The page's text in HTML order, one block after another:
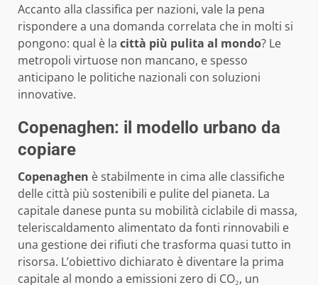
Accanto alla classifica per nazioni, vale la pena
rispondere a una domanda correlata che in molti si
pongono: qual è la città più pulita al mondo? Le
metropoli virtuose non mancano, e spesso
anticipano le politiche nazionali con soluzioni
innovative.
Copenaghen: il modello urbano da
copiare
Copenaghen è stabilmente in cima alle classifiche
delle città più sostenibili e pulite del pianeta. La
capitale danese punta su mobilità ciclabile di massa,
teleriscaldamento alimentato da fonti rinnovabili e
una gestione dei rifiuti che trasforma quasi tutto in
risorsa. L’obiettivo dichiarato è diventare la prima
capitale al mondo a emissioni zero di CO₂, un